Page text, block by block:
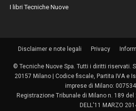
I libri Tecniche Nuove
Disclaimer e note legali Privacy
© Tecniche Nuove Spa. Tutti i diritti riservati.
20157 Milano | Codice fiscale, Partita IVA e
imprese di Milano:
Registrazione Tribunale di Milano n. 189 del
DELL'11 MARZO